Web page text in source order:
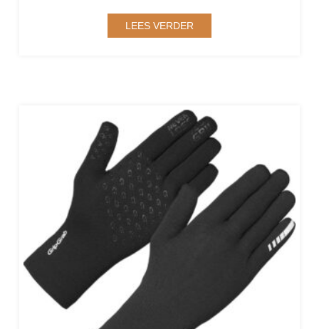
LEES VERDER